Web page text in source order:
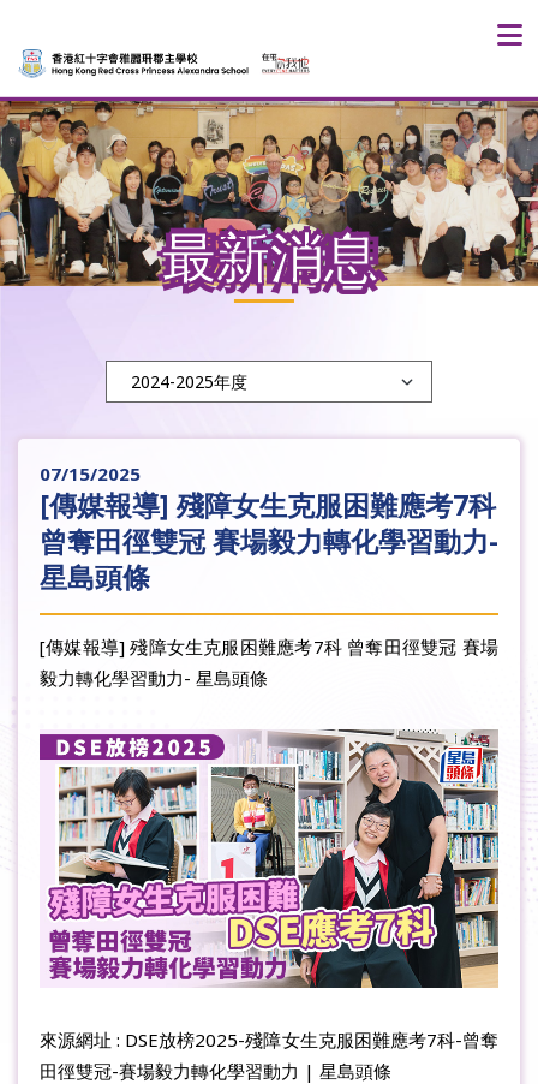
最新消息
07/15/2025
[傳媒報導] 殘障女生克服困難應考7科
曾奪田徑雙冠 賽場毅力轉化學習動力-
星島頭條
[傳媒報導] 殘障女生克服困難應考7科 曾奪田徑雙冠 賽場
毅力轉化學習動力- 星島頭條
來源網址 : DSE放榜2025-殘障女生克服困難應考7科-曾奪
田徑雙冠-賽場毅力轉化學習動力 | 星島頭條